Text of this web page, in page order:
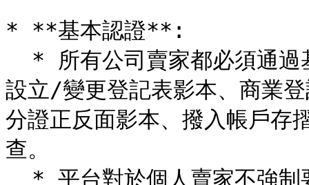
* **基本認證**:
設立/變更登記表影本、商業
分證正反面影本、撥入帳戶存
查。